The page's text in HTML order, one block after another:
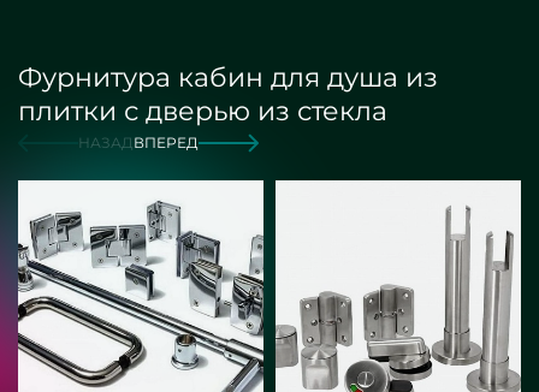
Фурнитура кабин для душа из
плитки с дверью из стекла
НАЗАДВПЕРЕД